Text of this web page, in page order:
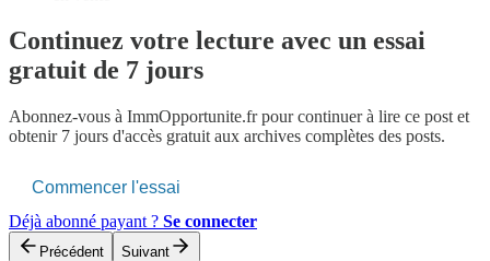
Continuez votre lecture avec un essai
gratuit de 7 jours
Abonnez-vous à ImmOpportunite.frpour continuer à lire ce post et
obtenir 7 jours d'accès gratuit aux archives complètes des posts.
Commencer l'essai
Déjà abonné payant ? Se connecter
Précédent Suivant